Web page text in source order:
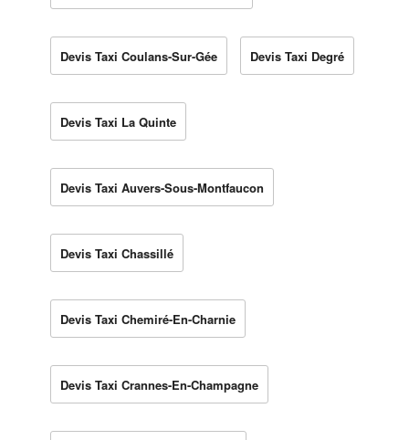
Devis Taxi Coulans-Sur-Gée Devis Taxi Degré
Devis Taxi La Quinte
Devis Taxi Auvers-Sous-Montfaucon
Devis Taxi Chassillé
Devis Taxi Chemiré-En-Charnie
Devis Taxi Crannes-En-Champagne